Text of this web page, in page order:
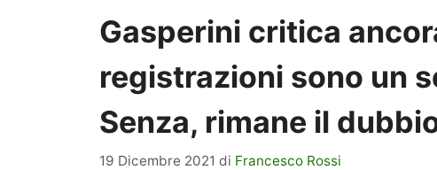
Gasperini critica
registrazioni sono un
Senza, rimane il
19 Dicembre 2021 di Francesco Rossi